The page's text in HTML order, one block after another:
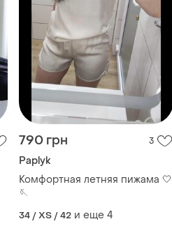
790 грн 3
Paplyk
Комфортная летняя пижама 🤍
🪡
34 / XS / 42 и еще 4